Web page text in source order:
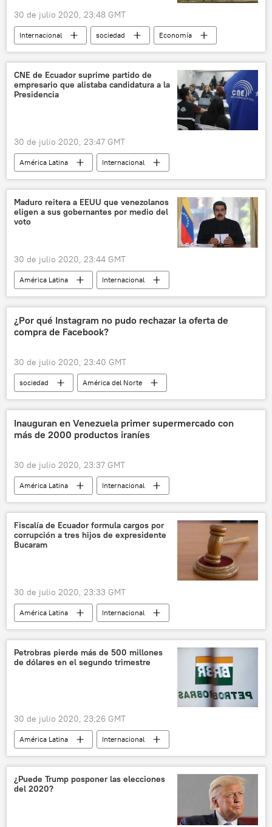
30 de julio 2020, 23:48 GMT
Internacional sociedad
Economía
💗 Salud
seguridad noticias
CNE de Ecuador suprime partido de
empresario que alistaba candidatura a la
Presidencia
30 de julio 2020, 23:47 GMT
América Latina
Internacional
Ecuador
candidato noticias
Maduro reitera a EEUU que venezolanos
eligen a sus gobernantes por medio del
voto
30 de julio 2020, 23:44 GMT
América Latina
Internacional
Venezuela
coronavirus
EEUU
Nicolás Maduro
noticias
¿Por qué Instagram no pudo rechazar la oferta de
compra de Facebook?
30 de julio 2020, 23:40 GMT
sociedad
América del Norte
Internacional
Meta (compañía)
Mark Zuckerberg
Instagram
noticias
Inauguran en Venezuela primer supermercado con
más de 2000 productos iraníes
30 de julio 2020, 23:37 GMT
América Latina
Internacional
Venezuela
Irán
mercado
noticias
Fiscalía de Ecuador formula cargos por
corrupción a tres hijos de expresidente
Bucaram
30 de julio 2020, 23:33 GMT
América Latina
Internacional
Abdalá Bucaram Ortiz
Ecuador
justicia
noticias
Petrobras pierde más de 500 millones
de dólares en el segundo trimestre
30 de julio 2020, 23:26 GMT
América Latina
Internacional
Petrobras
Brasil noticias
¿Puede Trump posponer las elecciones
del 2020?